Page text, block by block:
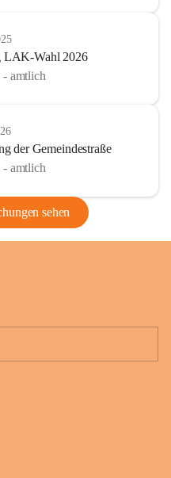
LAK-Wahl 2026
amtlich
der Gemeindestraße
amtlich
sehen